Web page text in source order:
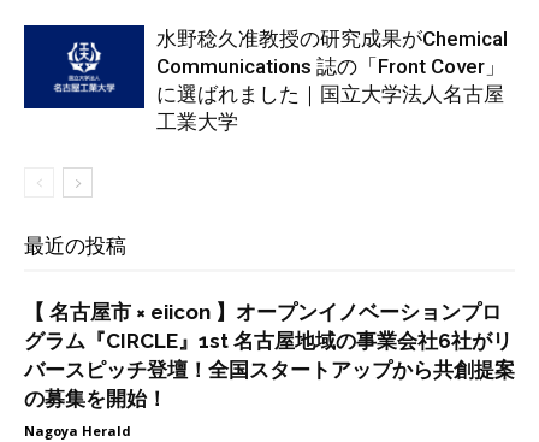
水野稔久准教授の研究成果がChemical
Communications 誌の「Front Cover」
に選ばれました｜国立大学法人名古屋
工業大学
最近の投稿
【 名古屋市 × eiicon 】オープンイノベーションプロ
グラム『CIRCLE』1st 名古屋地域の事業会社6社がリ
バースピッチ登壇！全国スタートアップから共創提案
の募集を開始！
Nagoya Herald